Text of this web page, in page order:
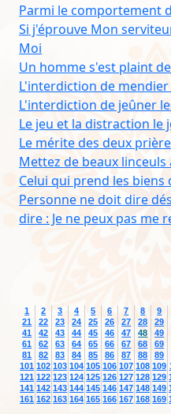
Parmi le comportement
Si j'éprouve Mon
Moi
Un homme s'est plaint
L'interdiction de
L'interdiction de jeûner
Le jeu et la distraction le
Le mérite des deux
Mettez de beaux linceuls
Celui qui prend les biens
Personne ne doit dire
dire : Je ne peux pas me
1 2 3 4 5 6 7 8 9
21
22 23 24 25 26 27 28 29
41
42 43 44 45 46 47 48 49
61
62 63 64 65 66 67 68 69
81
82 83 84 85 86 87 88 89
101 102 103 104 105 106 107 108 109
121 122 123 124 125 126 127 128 129
141 142 143 144 145 146 147 148 149
161 162 163 164 165 166 167 168 169